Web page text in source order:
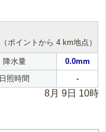
（ポイントから 4 km地点）
降水量
0.0mm
日照時間 -
8月 9日 10時